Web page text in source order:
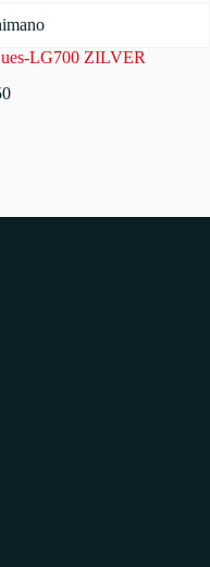
LG700 ZILVER